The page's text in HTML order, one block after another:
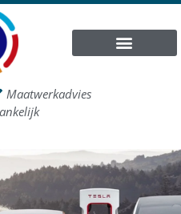
Maatwerkadvies